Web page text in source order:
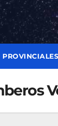
PROVINCIALES